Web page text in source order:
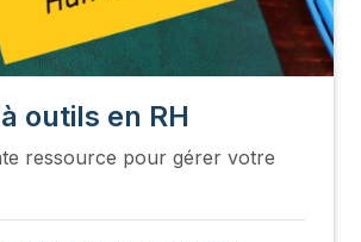
outils en RH
ressource pour gérer votre